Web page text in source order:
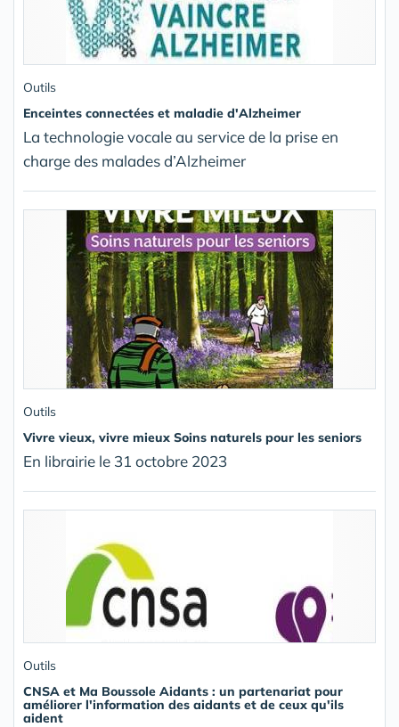
Outils
Enceintes connectées et maladie d'Alzheimer
La technologie vocale au service de la prise en
charge des malades d’Alzheimer
Outils
Vivre vieux, vivre mieux Soins naturels pour les seniors
En librairie le 31 octobre 2023
Outils
CNSA et Ma Boussole Aidants : un partenariat pour
améliorer l'information des aidants et de ceux qu'ils
aident